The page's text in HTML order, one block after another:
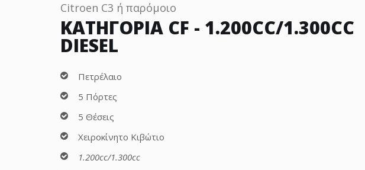
Citroen C3 ή παρόμοιο
ΚΑΤΗΓΟΡΙΑ CF - 1.200CC/1.300CC
DIESEL
Πετρέλαιο
5 Πόρτες
5 Θέσεις
Χειροκίνητο Κιβώτιο
1.200cc/1.300cc